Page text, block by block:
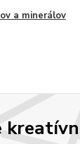
a minerálov